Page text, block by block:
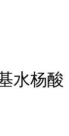
水杨酸